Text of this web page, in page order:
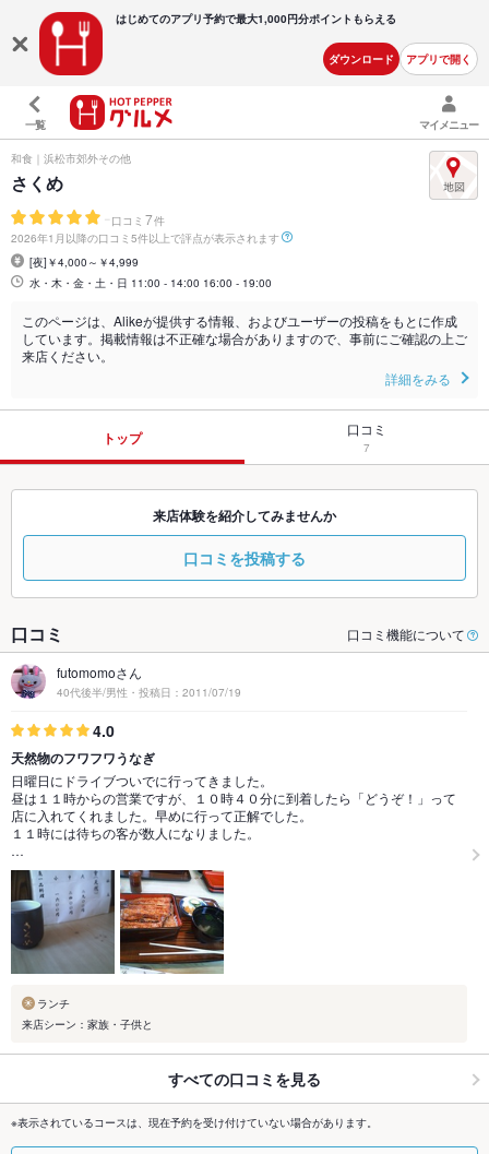
はじめてのアプリ予約で最大1,000円分ポイントもらえる
ダウンロード アプリで開く
一覧 マイメニュー
和食｜浜松市郊外その他
さくめ
- 口コミ 7件
2026年1月以降の口コミ5件以上で評点が表示されます
[夜]￥4,000～￥4,999
水・木・金・土・日 11:00 - 14:00 16:00 - 19:00
このページは、Alikeが提供する情報、およびユーザーの投稿をもとに作成
しています。掲載情報は不正確な場合がありますので、事前にご確認の上ご
来店ください。
詳細をみる
トップ 口コミ
7
来店体験を紹介してみませんか
口コミを投稿する
口コミ 口コミ機能について
futomomoさん
40代後半/男性・投稿日：2011/07/19
4.0
天然物のフワフワうなぎ
日曜日にドライブついでに行ってきました。
昼は１１時からの営業ですが、１０時４０分に到着したら「どうぞ！」って
店に入れてくれました。早めに行って正解でした。
１１時には待ちの客が数人になりました。
…
ランチ
来店シーン：家族・子供と
すべての口コミを見る
※表示されているコースは、現在予約を受け付けていない場合があります。